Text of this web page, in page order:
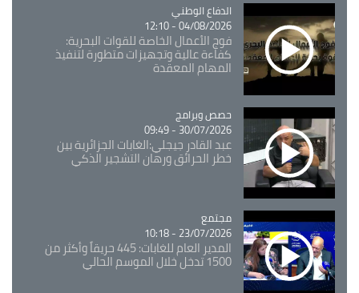
Catégorie
الدفاع الوطني
04/08/2026 - 12:10
فوج الأعمال الخاصة للقوات البحرية:
كفاءة عالية وتجهيزات متطورة لتنفيذ
المهام المعقدة
Catégorie
حصص وبرامج
30/07/2026 - 09:49
عبد القادر جيجلي:الغابات الجزائرية بين
خطر الحرائق ورهان التشجير الذكي
Catégorie
مجتمع
23/07/2026 - 10:18
المدير العام للغابات: 445 حريقاً وأكثر من
1500 تدخل خلال الموسم الحالي